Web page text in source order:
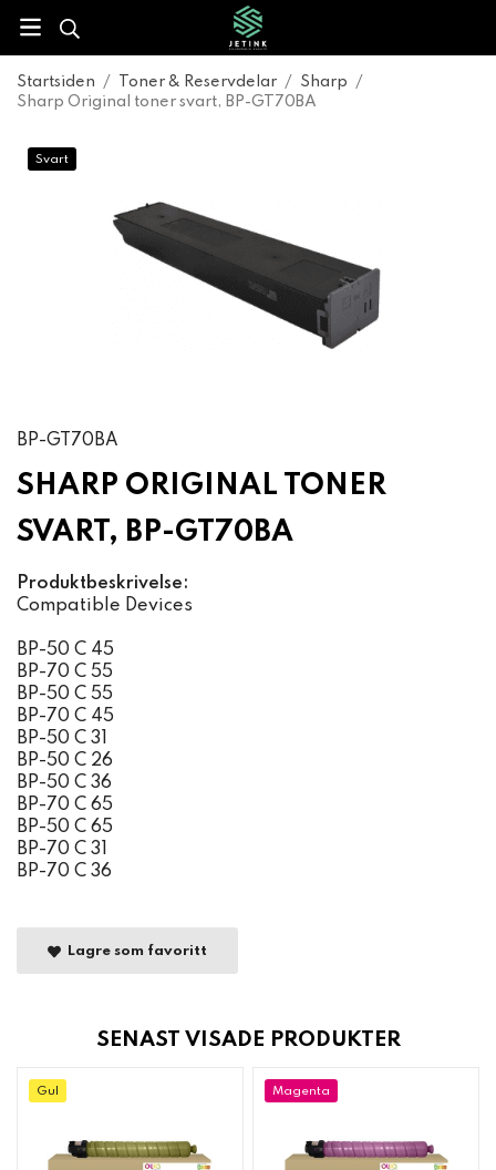
Startsiden / Toner & Reservdelar / Sharp
/
Sharp Original toner svart, BP-GT70BA
Svart
BP-GT70BA
SHARP ORIGINAL TONER
SVART, BP-GT70BA
Produktbeskrivelse:
Compatible Devices
BP-50 C 45
BP-70 C 55
BP-50 C 55
BP-70 C 45
BP-50 C 31
BP-50 C 26
BP-50 C 36
BP-70 C 65
BP-50 C 65
BP-70 C 31
BP-70 C 36
Lagre som favoritt
SENAST VISADE PRODUKTER
Gul Magenta